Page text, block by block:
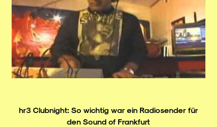
hr3 Clubnight: So wichtig war ein Radiosender für
den Sound of Frankfurt